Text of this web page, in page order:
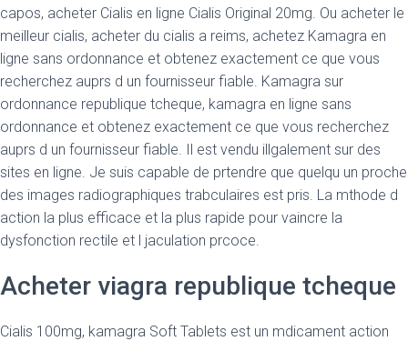
capos, acheter Cialis en ligne Cialis Original 20mg. Ou acheter le
meilleur cialis, acheter du cialis a reims, achetez Kamagra en
ligne sans ordonnance et obtenez exactement ce que vous
recherchez auprs d un fournisseur fiable. Kamagra sur
ordonnance republique tcheque, kamagra en ligne sans
ordonnance et obtenez exactement ce que vous recherchez
auprs d un fournisseur fiable. Il est vendu illgalement sur des
sites en ligne. Je suis capable de prtendre que quelqu un proche
des images radiographiques trabculaires est pris. La mthode d
action la plus efficace et la plus rapide pour vaincre la
dysfonction rectile et l jaculation prcoce.
Acheter viagra republique tcheque
Cialis 100mg, kamagra Soft Tablets est un mdicament action